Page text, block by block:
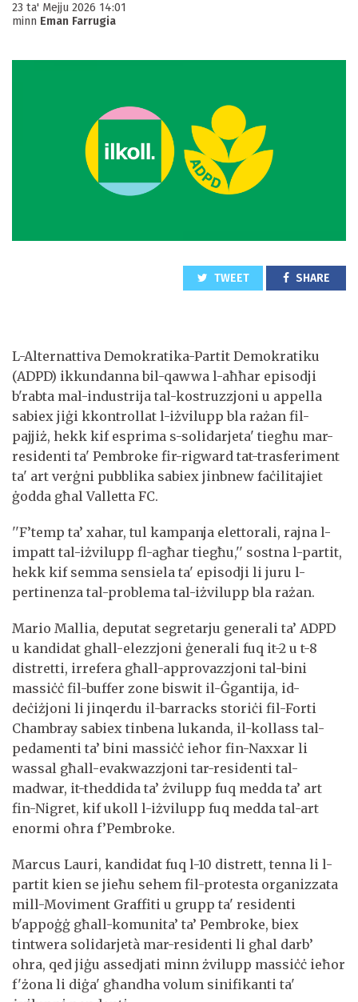
23 ta' Mejju 2026 14:01
minn Eman Farrugia
TWEET SHARE
L-Alternattiva Demokratika-Partit Demokratiku
(ADPD) ikkundanna bil-qawwa l-aħħar episodji
b'rabta mal-industrija tal-kostruzzjoni u appella
sabiex jiġi kkontrollat l-iżvilupp bla rażan fil-
pajjiż, hekk kif esprima s-solidarjeta' tiegħu mar-
residenti ta' Pembroke fir-rigward tat-trasferiment
ta' art verġni pubblika sabiex jinbnew faċilitajiet
ġodda għal Valletta FC.
''F’temp ta’ xahar, tul kampanja elettorali, rajna l-
impatt tal-iżvilupp fl-agħar tiegħu,'' sostna l-partit,
hekk kif semma sensiela ta' episodji li juru l-
pertinenza tal-problema tal-iżvilupp bla rażan.
Mario Mallia, deputat segretarju generali ta’ ADPD
u kandidat ghall-elezzjoni ġenerali fuq it-2 u t-8
distretti, irrefera għall-approvazzjoni tal-bini
massiċċ fil-buffer zone biswit il-Ġgantija, id-
deċiżjoni li jinqerdu il-barracks storiċi fil-Forti
Chambray sabiex tinbena lukanda, il-kollass tal-
pedamenti ta’ bini massiċċ ieħor fin-Naxxar li
wassal għall-evakwazzjoni tar-residenti tal-
madwar, it-theddida ta’ żvilupp fuq medda ta’ art
fin-Nigret, kif ukoll l-iżvilupp fuq medda tal-art
enormi oħra f’Pembroke.
Marcus Lauri, kandidat fuq l-10 distrett, tenna li l-
partit kien se jieħu sehem fil-protesta organizzata
mill-Moviment Graffiti u grupp ta' residenti
b'appoġġ għall-komunita’ ta’ Pembroke, biex
tintwera solidarjetà mar-residenti li għal darb’
ohra, qed jiġu assedjati minn żvilupp massiċċ ieħor
f'żona li diġa' għandha volum sinifikanti ta'